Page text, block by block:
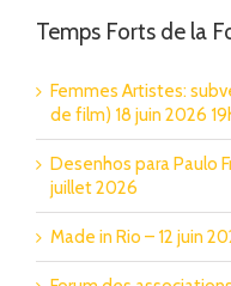
Temps Forts de la
Femmes Artistes:
de film) 18 juin 2026
Desenhos para Paulo
juillet 2026
Made in Rio – 12 juin